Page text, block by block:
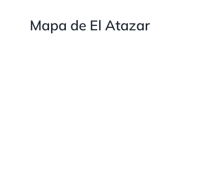
Mapa de El Atazar